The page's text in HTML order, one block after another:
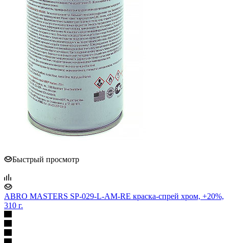
Быстрый просмотр
ABRO MASTERS SP-029-L-AM-RE краска-спрей хром, +20%,
310 г.